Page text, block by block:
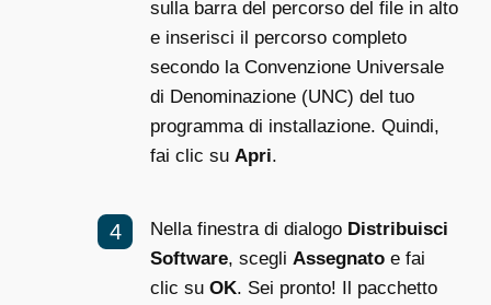
sulla barra del percorso del file in alto
e inserisci il percorso completo
secondo la Convenzione Universale
di Denominazione (UNC) del tuo
programma di installazione. Quindi,
fai clic su Apri.
Nella finestra di dialogo Distribuisci
Software, scegli Assegnato e fai
clic su OK. Sei pronto! Il pacchetto